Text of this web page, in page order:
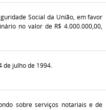
Social da União, em favor
no valor de R$ 4.000.000,00,
de julho de 1994.
sobre serviços notariais e de